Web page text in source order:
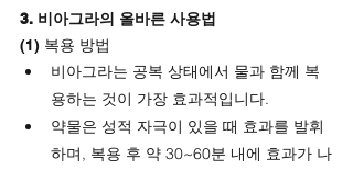
3. 비아그라의 올바른 사용법
(1) 복용 방법
비아그라는 공복 상태에서 물과 함께 복
용하는 것이 가장 효과적입니다.
약물은 성적 자극이 있을 때 효과를 발휘
하며, 복용 후 약 30~60분 내에 효과가 나